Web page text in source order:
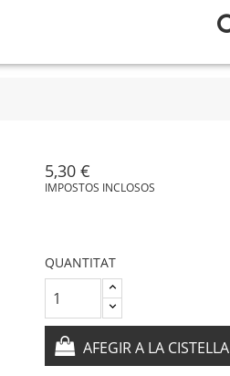
5,30 €
IMPOSTOS INCLOSOS
QUANTITAT
AFEGIR A LA CISTELLA